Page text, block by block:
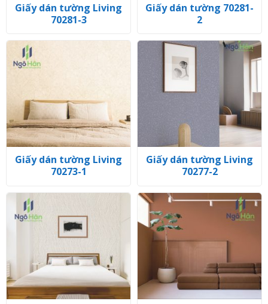
Giấy dán tường Living
70281-3
Giấy dán tường 70281-
2
Giấy dán tường Living
70273-1
Giấy dán tường Living
70277-2